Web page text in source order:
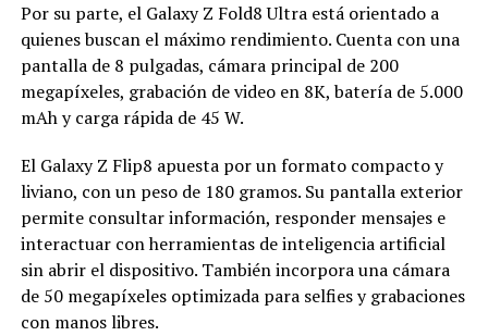
Por su parte, el Galaxy Z Fold8 Ultra está orientado a
quienes buscan el máximo rendimiento. Cuenta con una
pantalla de 8 pulgadas, cámara principal de 200
megapíxeles, grabación de video en 8K, batería de 5.000
mAh y carga rápida de 45 W.
El Galaxy Z Flip8 apuesta por un formato compacto y
liviano, con un peso de 180 gramos. Su pantalla exterior
permite consultar información, responder mensajes e
interactuar con herramientas de inteligencia artificial
sin abrir el dispositivo. También incorpora una cámara
de 50 megapíxeles optimizada para selfies y grabaciones
con manos libres.